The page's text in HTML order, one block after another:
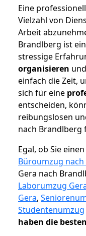
Eine
Vielzahl von
Arbeit
Brandlberg ist
stressige
organisieren
einfach die Zeit,
sich für eine
entscheiden,
reibungslosen
nach Brandlberg
Egal, ob Sie einen
Büroumzug
Gera nach
Laborumzug
Gera,
Studentenumzug
haben die